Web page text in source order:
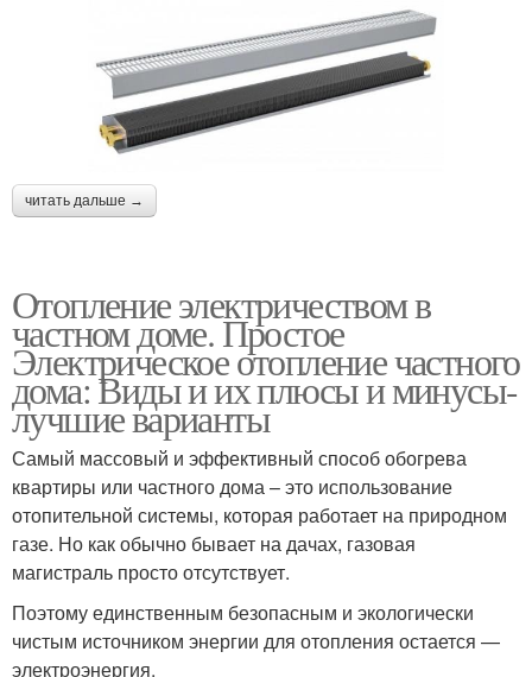
читать дальше →
Отопление электричеством в
частном доме. Простое
Электрическое отопление частного
дома: Виды и их плюсы и минусы-
лучшие варианты
Самый массовый и эффективный способ обогрева
квартиры или частного дома – это использование
отопительной системы, которая работает на природном
газе. Но как обычно бывает на дачах, газовая
магистраль просто отсутствует.
Поэтому единственным безопасным и экологически
чистым источником энергии для отопления остается —
электроэнергия.